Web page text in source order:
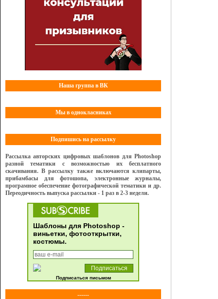
Наша группа в ВК
Мы в однокласниках
Подпишись на рассылку
Рассылка авторских цифровых шаблонов для Photoshop
разной тематики с возможностью их бесплатного
скачивания. В рассылку также включаются клипарты,
прибамбасы для фотошопа, электронные журналы,
програмное обеспечение фотографической тематики и др.
Переодичность выпуска рассылки - 1 раз в 2-3 недели.
Шаблоны для Photoshop -
виньетки, фотооткрытки,
костюмы.
Подписаться письмом
------